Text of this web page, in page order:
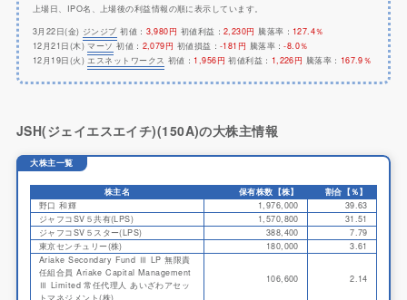
上場日、IPO名、上場後の利益情報の順に表示しています。
3月22日(金) ジンジブ 初値： 3,980円 初値利益： 2,230円 騰落率： 127.4％
12月21日(木) マーソ 初値： 2,079円 初値損益： -181円 騰落率：-8.0％
12月19日(火)エスネットワークス 初値： 1,956円 初値利益： 1,226円 騰落率： 167.9％
JSH(ジェイエスエイチ)(150A)の大株主情報
大株主一覧
株主名 保有株数【株】
割合【％】
野口 和輝
1,976,000
39.63
ジャフコSV５共有(LPS)
1,570,800
31.51
ジャフコSV５スター(LPS)
388,400
7.79
東京センチュリー(株)
180,000
3.61
Ariake Secondary Fund Ⅲ LP 無限責
任組合員 Ariake Capital Management
Ⅲ Limited 常任代理人 あいざわアセッ
106,600 2.14